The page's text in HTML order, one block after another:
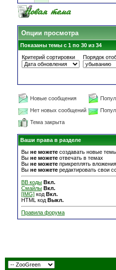
Опции просмотра
Показаны темы с 1 по 30 из 34
Критерий сортировки
Порядок
Новые сообщения
Нет новых сообщений
Тема закрыта
Ваши права в разделе
Вы не можете создавать новые
Вы не можете отвечать в темах
Вы не можете прикреплять вложения
Вы не можете редактировать свои
BB коды Вкл.
Смайлы Вкл.
[IMG] код Вкл.
HTML код Выкл.
Правила форума